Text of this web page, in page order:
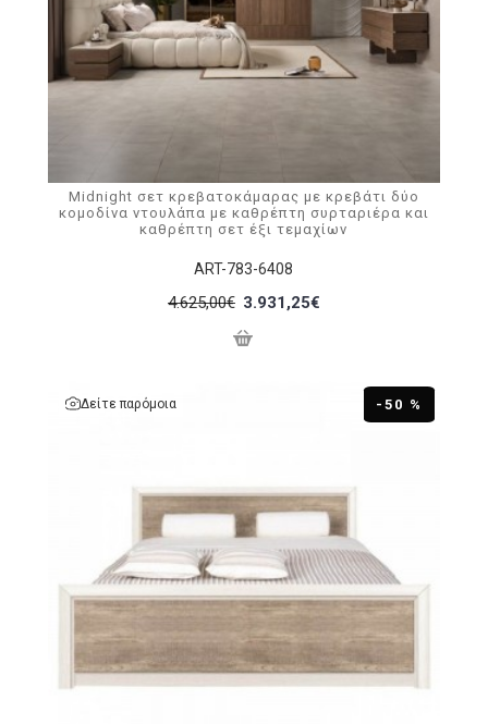
ART-783-6408
Midnight σετ κρεβατοκάμαρας με κρεβάτι δύο
κομοδίνα ντουλάπα με καθρέπτη συρταριέρα και
καθρέπτη σετ έξι τεμαχίων
4.625,00€ 3.931,25€
-50 %
Δείτε παρόμοια